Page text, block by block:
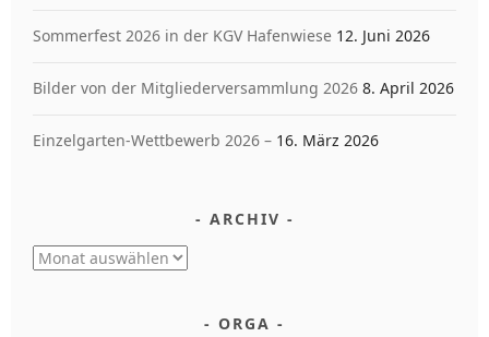
Sommerfest 2026 in der KGV Hafenwiese 12. Juni 2026
Bilder von der Mitgliederversammlung 2026 8. April 2026
Einzelgarten-Wettbewerb 2026 – 16. März 2026
ARCHIV
Archiv
ORGA